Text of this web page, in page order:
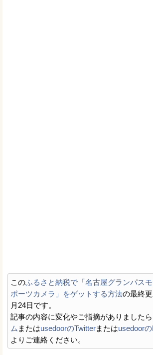
このふるさと納税で「名古屋グランパス
ポーツカメラ」をゲットする方法の最終
月24日です。
記事の内容に変化やご指摘がありましたら
ム またはusedoorのTwitterまたはusedoor
よりご連絡ください。